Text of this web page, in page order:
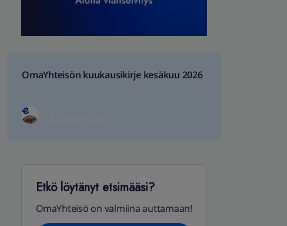
OmaYhteisön kuukausikirje kesäkuu 2026
Etkö löytänyt etsimääsi?
OmaYhteisö on valmiina auttamaan!